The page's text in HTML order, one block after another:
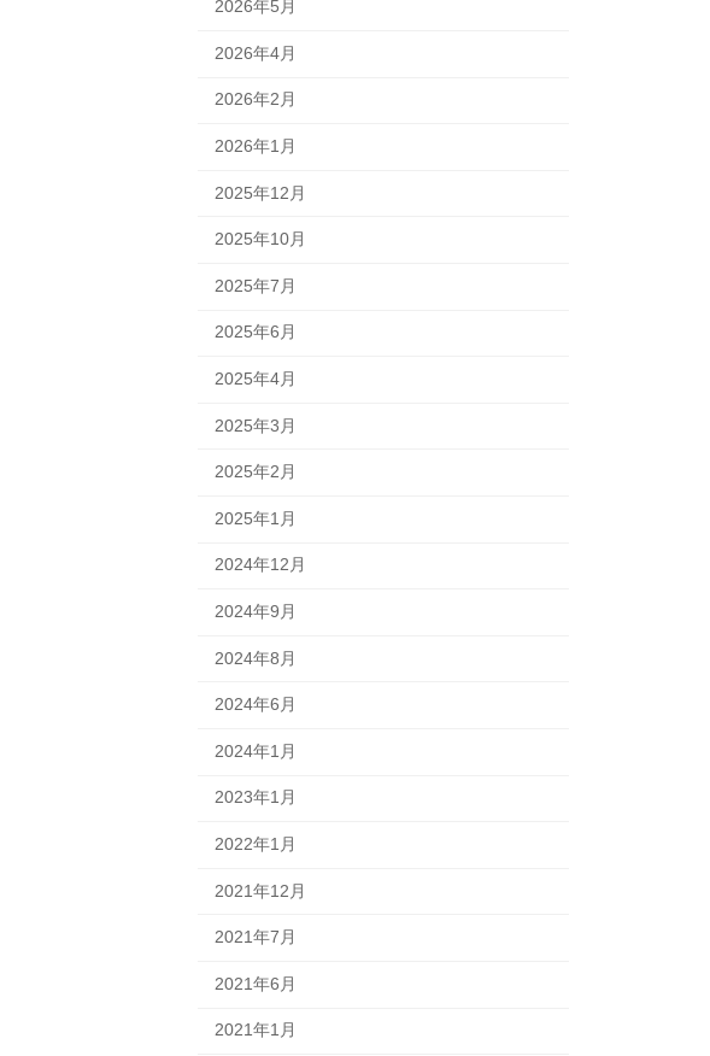
2026年5月
2026年4月
2026年2月
2026年1月
2025年12月
2025年10月
2025年7月
2025年6月
2025年4月
2025年3月
2025年2月
2025年1月
2024年12月
2024年9月
2024年8月
2024年6月
2024年1月
2023年1月
2022年1月
2021年12月
2021年7月
2021年6月
2021年1月